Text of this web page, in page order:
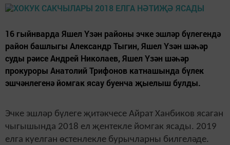
​​​​​​​16 гыйнварда Яшел Үзән районы эчке эшләр бүлегендә
район башлыгы Александр Тыгин, Яшел Үзән шәһәр
суды рәисе Андрей Николаев, Яшел Үзән шәһәр
прокуроры Анатолий Трифонов катнашында бүлек
эшчәнлегенә йомгак ясау буенча җыелыш булды.
Эчке эшләр бүлеге җитәкчесе Айрат Ханбиков ясаган
чыгышында 2018 ел җентекле йомгак ясады. 2019
елга куелган өстенлекле бурычларны билгеләде.